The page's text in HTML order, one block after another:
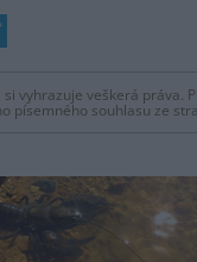
vyhrazuje veškerá práva.
písemného souhlasu ze